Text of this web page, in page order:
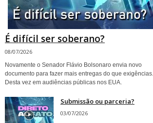
É difícil ser soberano?
08/07/2026
Novamente o Senador Flávio Bolsonaro envia novo
documento para fazer mais entregas do que exigências.
Desta vez em audiências públicas nos EUA.
Submissão ou parceria?
03/07/2026